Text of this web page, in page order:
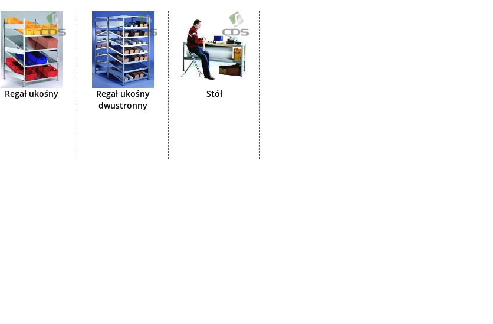
Regał ukośny
Regał ukośny
dwustronny
Stół